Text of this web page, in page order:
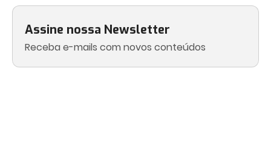
Assine nossa Newsletter
Receba e-mails com novos conteúdos